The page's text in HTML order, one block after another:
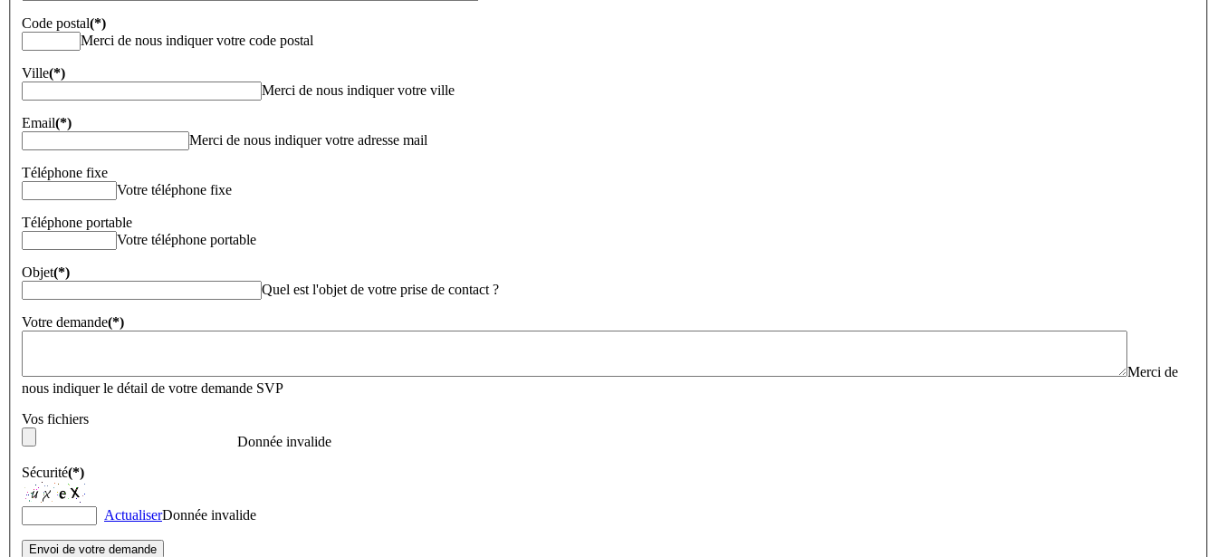
Code postal(*)
Merci de nous indiquer votre code postal
Ville(*)
Merci de nous indiquer votre ville
Email(*)
Merci de nous indiquer votre adresse mail
Téléphone fixe
Votre téléphone fixe
Téléphone portable
Votre téléphone portable
Objet(*)
Quel est l'objet de votre prise de contact ?
Votre demande(*)
Merci de
nous indiquer le détail de votre demande SVP
Vos fichiers
Donnée invalide
Sécurité(*)
ActualiserDonnée invalide